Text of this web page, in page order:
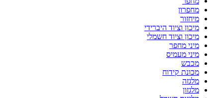
מחפרון
מיחזור
מיכון וציוד היברידי
מיכון וציוד חשמלי
מיני מחפר
מיני מעמיס
מכבש
מכונת קידוח
מלגזה
מלגזון